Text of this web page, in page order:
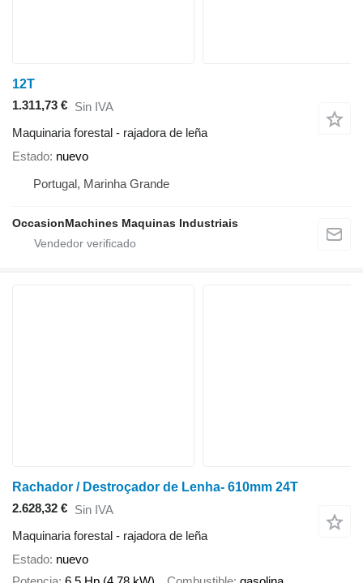
12T
1.311,73 € Sin IVA
Maquinaria forestal - rajadora de leña
Estado nuevo
Portugal, Marinha Grande
OccasionMachines Maquinas Industriais
Rachador / Destroçador de Lenha- 610mm 24T
2.628,32 € Sin IVA
Maquinaria forestal - rajadora de leña
Estado nuevo